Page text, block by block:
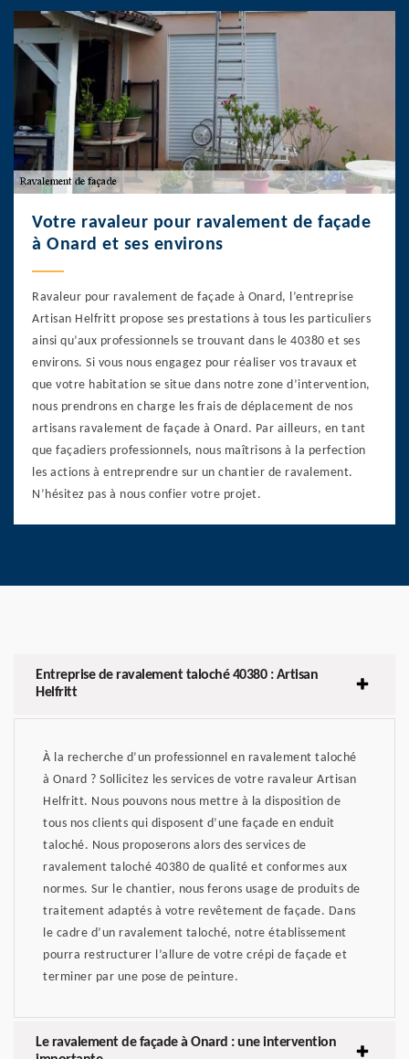
Votre ravaleur pour ravalement de façade
à Onard et ses environs
Ravaleur pour ravalement de façade à Onard, l’entreprise
Artisan Helfritt propose ses prestations à tous les particuliers
ainsi qu’aux professionnels se trouvant dans le 40380 et ses
environs. Si vous nous engagez pour réaliser vos travaux et
que votre habitation se situe dans notre zone d’intervention,
nous prendrons en charge les frais de déplacement de nos
artisans ravalement de façade à Onard. Par ailleurs, en tant
que façadiers professionnels, nous maîtrisons à la perfection
les actions à entreprendre sur un chantier de ravalement.
N’hésitez pas à nous confier votre projet.
Entreprise de ravalement taloché 40380 : Artisan
Helfritt
À la recherche d’un professionnel en ravalement taloché
à Onard ? Sollicitez les services de votre ravaleur Artisan
Helfritt. Nous pouvons nous mettre à la disposition de
tous nos clients qui disposent d’une façade en enduit
taloché. Nous proposerons alors des services de
ravalement taloché 40380 de qualité et conformes aux
normes. Sur le chantier, nous ferons usage de produits de
traitement adaptés à votre revêtement de façade. Dans
le cadre d’un ravalement taloché, notre établissement
pourra restructurer l’allure de votre crépi de façade et
terminer par une pose de peinture.
Le ravalement de façade à Onard : une intervention